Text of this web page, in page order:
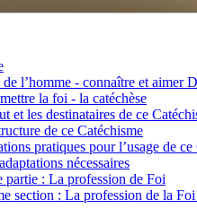
l’homme - connaître et aimer
la foi - la catéchèse
et les destinataires de ce
de ce Catéchisme
pratiques pour l’usage de ce
nécessaires
partie : La profession de Foi
section : La profession de la